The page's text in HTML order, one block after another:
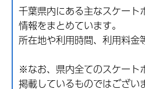
千葉県内にある主なスケー
情報をまとめています。
所在地や利用時間、利用料金
※なお、県内全てのスケート
掲載しているものではござい